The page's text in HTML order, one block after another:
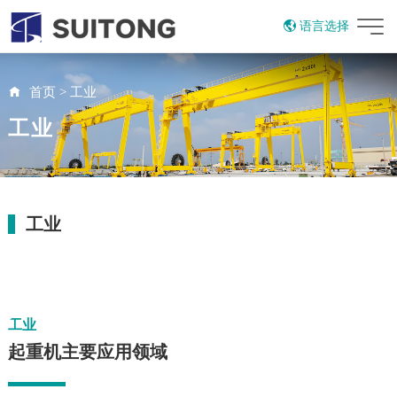
语言选择
English
Russian
首页 > 工业
工业
工业
工业
起重机主要应用领域